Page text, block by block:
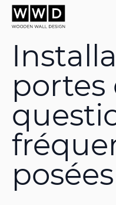
Aller au contenu
portes
posées